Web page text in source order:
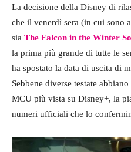
La decisione della Disney di
che il venerdì sera (in cui sono
sia The Falcon in the Winter
la prima più grande di tutte le
ha spostato la data di uscita di
Sebbene diverse testate
MCU più vista su Disney+, la
numeri ufficiali che lo